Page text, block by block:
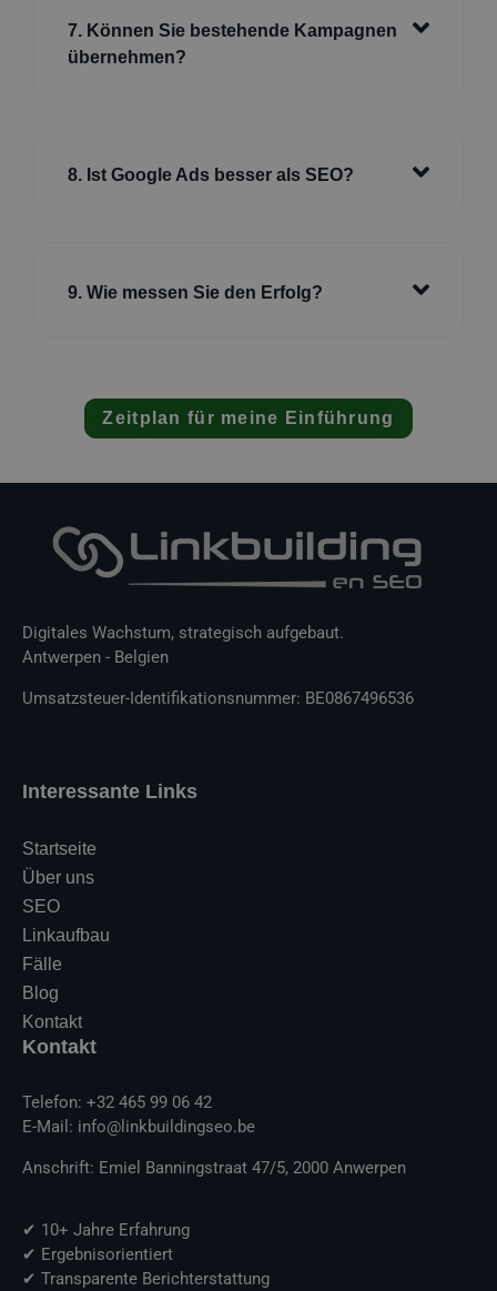
7. Können Sie bestehende Kampagnen
übernehmen?
8. Ist Google Ads besser als SEO?
9. Wie messen Sie den Erfolg?
Zeitplan für meine Einführung
Digitales Wachstum, strategisch aufgebaut.
Antwerpen - Belgien
Umsatzsteuer-Identifikationsnummer: BE0867496536
Interessante Links
Startseite
Über uns
SEO
Linkaufbau
Fälle
Blog
Kontakt
Kontakt
Telefon: +32 465 99 06 42
E-Mail: info@linkbuildingseo.be
Anschrift: Emiel Banningstraat 47/5, 2000 Anwerpen
✔ 10+ Jahre Erfahrung
✔ Ergebnisorientiert
✔ Transparente Berichterstattung